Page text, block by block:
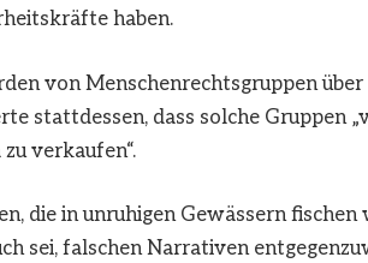
haben.
von Menschenrechtsgruppen
stattdessen, dass solche Gruppen
verkaufen“.
die in unruhigen Gewässern fischen
sei, falschen Narrativen